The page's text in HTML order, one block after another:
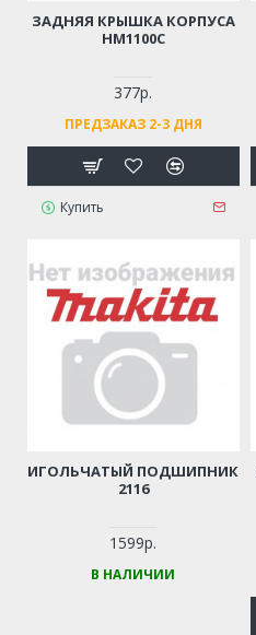
ЗАДНЯЯ КРЫШКА КОРПУСА
HM1100C
377р.
ПРЕДЗАКАЗ 2-3 ДНЯ
Купить
ИГОЛЬЧАТЫЙ ПОДШИПНИК
2116
1599р.
В НАЛИЧИИ